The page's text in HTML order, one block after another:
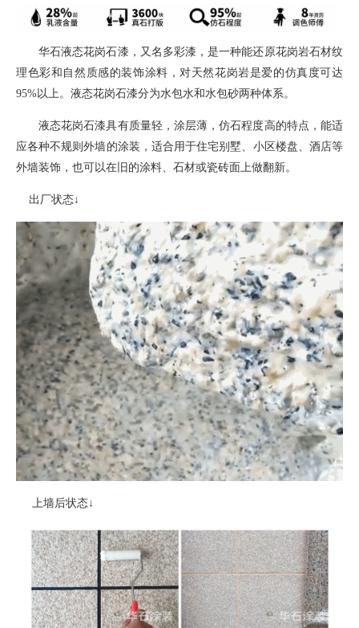
华石液态花岗石漆， 又名多彩漆，是一种能还原花岗岩石材纹
理色彩和自然质感的装饰涂料 ，对天然花岗岩是爱的仿真度可达
95%以上。液态花岗石漆分为水包水和水包砂两种体系。
液态花岗石漆具有质量轻，涂层薄，仿石程度高的特点，能适
应各种不规则外墙的涂装 ， 适合用于住宅别墅、小区楼盘、酒店等
外墙装饰，也可以在旧的涂料、石材或瓷砖面上做翻新。
出厂状态↓
上墙后状态↓